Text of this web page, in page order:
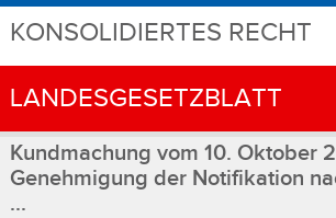
KONSOLIDIERTES RECHT
LANDESGESETZBLATT
Kundmachung vom 10. Oktober
Genehmigung der Notifikation
...